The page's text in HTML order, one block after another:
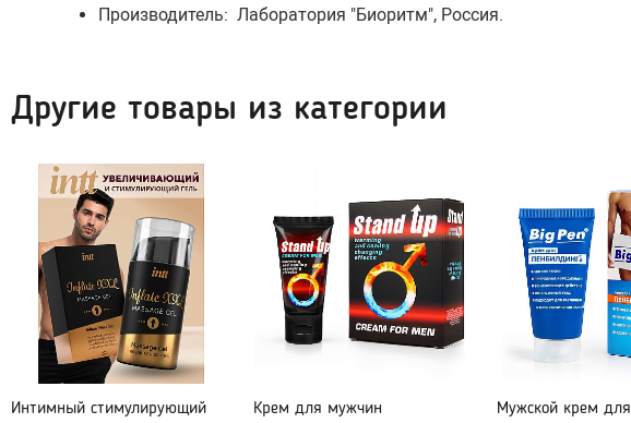
Надувные пробки, тоннели
Души, клизмы
Тренажеры без вибрации
Производитель: Лаборатория "Биоритм", Россия.
Другие товары из категории
Интимный стимулирующий
Крем для мужчин
Мужской крем для